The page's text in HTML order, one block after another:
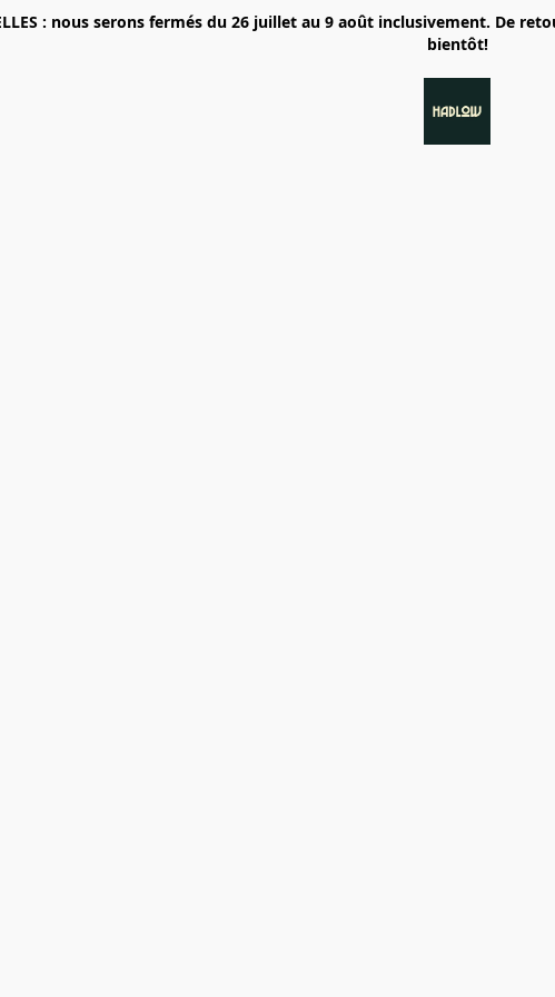
: nous serons fermés du 26 juillet au 9 août inclusivement. De
bientôt!